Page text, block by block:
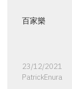
百家樂
23/12/2021
PatrickEnura